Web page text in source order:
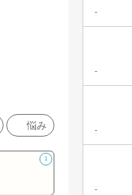
悩み
1
-
-
-
-